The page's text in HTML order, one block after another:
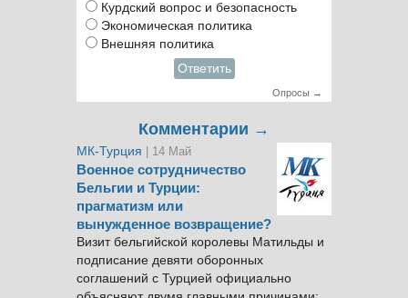
Курдский вопрос и безопасность
Экономическая политика
Внешняя политика
Ответить
Опросы →
Комментарии →
МК-Турция | 14 Май
Военное сотрудничество
Бельгии и Турции:
прагматизм или
вынужденное возвращение?
Визит бельгийской королевы Матильды и
подписание девяти оборонных
соглашений с Турцией официально